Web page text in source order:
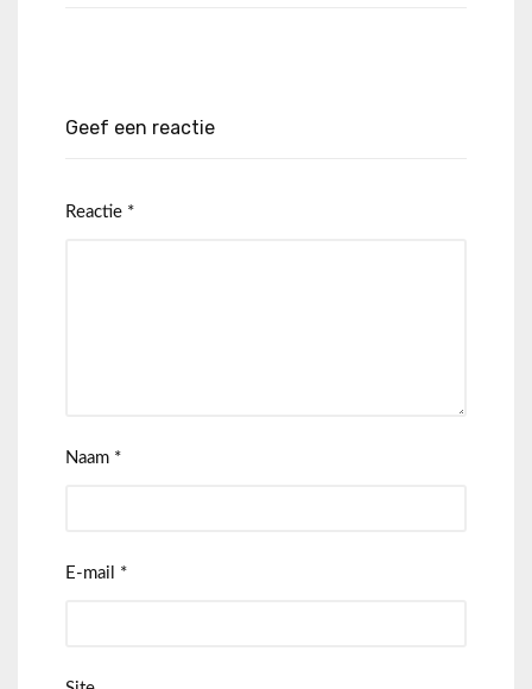
Geef een reactie
Reactie *
Naam *
E-mail *